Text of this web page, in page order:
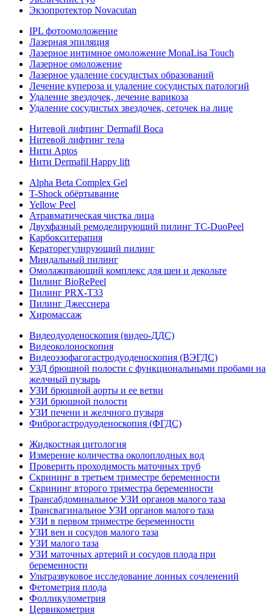
Экзопротектор Novacutan
IPL фотоомоложение
Лазерная эпиляция
Лазерное интимное омоложение MonaLisa Touch
Лазерное омоложение
Лазерное удаление сосудистых образований
Лечение купероза и удаление сосудистых патологий
Удаление звездочек, лечение варикоза
Удаление сосудистых звездочек, сеточек на лице
Нитевой лифтинг Dermafil Boca
Нитевой лифтинг тела
Нити Aptos
Нити Dermafil Happy lift
Alpha Beta Complex Gel
T-Shock обёртывание
Yellow Peel
Атравматическая чистка лица
Двухфазный ремоделирующий пилинг TC-DuoPeel
Карбокситерапия
Кераторегулирующий пилинг
Миндальный пилинг
Омолаживающий комплекс для шеи и декольте
Пилинг BioRePeel
Пилинг PRX-T33
Пилинг Джесснера
Хиромассаж
Видеодуоденоскопия (видео-ДДС)
Видеоколоноскопия
Видеоэзофагогастродуоденоскопия (ВЭГДС)
УЗД брюшной полости с функциональными пробами на
желчный пузырь
УЗИ брюшной аорты и ее ветви
УЗИ брюшной полости
УЗИ печени и желчного пузыря
Фиброгастродуоденоскопия (ФГДС)
Жидкостная цитология
Измерение количества околоплодных вод
Проверить проходимость маточных труб
Скрининг в третьем триместре беременности
Скрининг второго триместра беременности
Трансабдоминальное УЗИ органов малого таза
Трансвагинальное УЗИ органов малого таза
УЗИ в первом триместре беременности
УЗИ вен и сосудов малого таза
УЗИ малого таза
УЗИ маточных артерий и сосудов плода при
беременности
Ультразвуковое исследование лонных сочленений
Фетометрия плода
Фолликулометрия
Цервикометрия